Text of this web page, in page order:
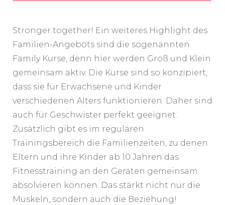
Stronger together! Ein weiteres Highlight des
Familien-Angebots sind die sogenannten
Family Kurse, denn hier werden Groß und Klein
gemeinsam aktiv. Die Kurse sind so konzipiert,
dass sie für Erwachsene und Kinder
verschiedenen Alters funktionieren. Daher sind
auch für Geschwister perfekt geeignet.
Zusätzlich gibt es im regulären
Trainingsbereich die Familienzeiten, zu denen
Eltern und ihre Kinder ab 10 Jahren das
Fitnesstraining an den Geräten gemeinsam
absolvieren können. Das stärkt nicht nur die
Muskeln, sondern auch die Beziehung!